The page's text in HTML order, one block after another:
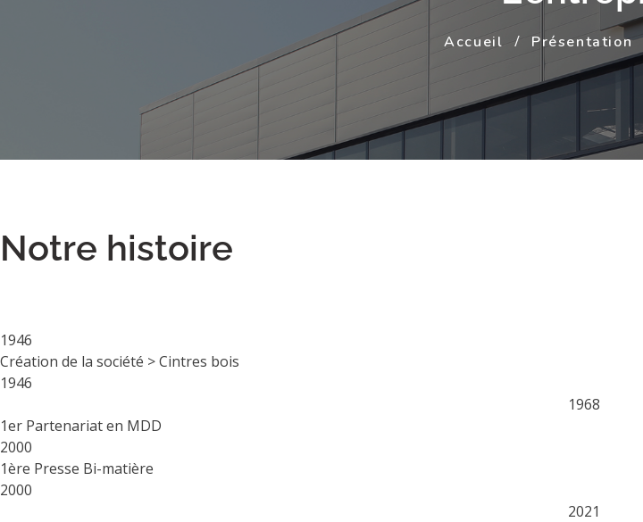
Accueil Présentation
Notre histoire
1946
Création de la société > Cintres bois
1946
1968
1er Partenariat en MDD
2000
1ère Presse Bi-matière
2000
2021